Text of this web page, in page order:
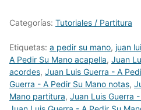
Categorías: Tutoriales / Partitura
Etiquetas: a pedir su mano, juan
A Pedir Su Mano acapella, Juan
acordes, Juan Luis Guerra - A
Guerra - A Pedir Su Mano notas,
Mano partitura, Juan Luis Guerra